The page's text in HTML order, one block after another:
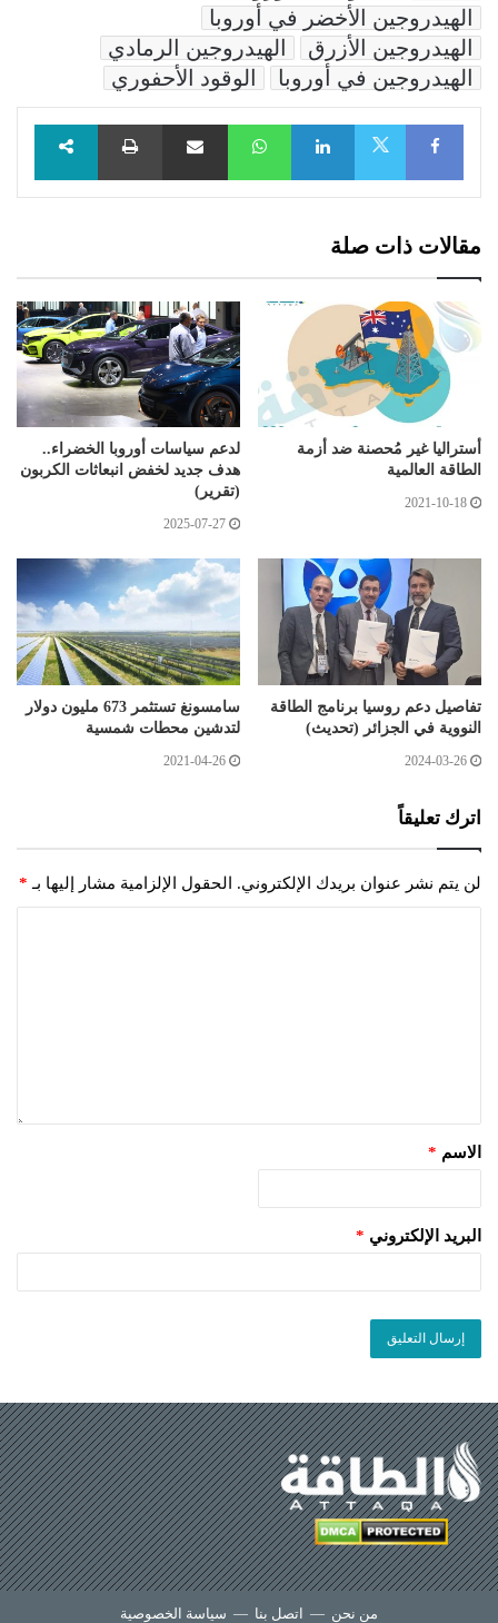
الهيدروجين الأخضر في أوروبا
الهيدروجين الأزرق
الهيدروجين الرمادي
الهيدروجين في أوروبا
الوقود الأحفوري
Facebook
LinkedIn
WhatsAppمشاركة عبر البريد طباعة
مقالات ذات صلة
أستراليا غير مُحصنة ضد أزمة
الطاقة العالمية
2021-10-18
لدعم سياسات أوروبا الخضراء..
هدف جديد لخفض انبعاثات الكربون
(تقرير)
2025-07-27
تفاصيل دعم روسيا برنامج الطاقة
النووية في الجزائر (تحديث)
2024-03-26
سامسونغ تستثمر 673 مليون دولار
لتدشين محطات شمسية
2021-04-26
اترك تعليقاً
لن يتم نشر عنوان بريدك الإلكتروني. الحقول الإلزامية مشار إليها بـ *
الاسم *
البريد الإلكتروني *
من نحن — اتصل بنا — سياسة الخصوصية